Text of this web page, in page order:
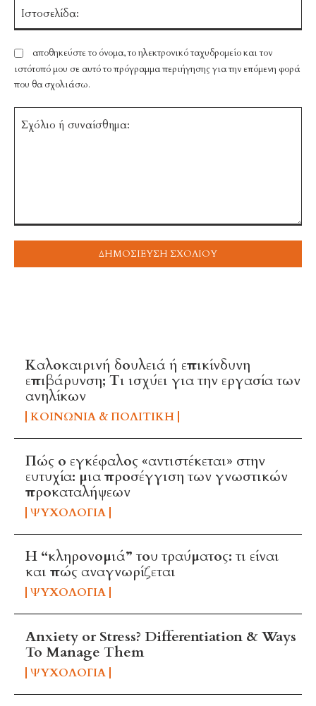
Καλοκαιρινή δουλειά ή επικίνδυνη
επιβάρυνση; Τι ισχύει για την εργασία των
ανηλίκων
ΚΟΙΝΩΝΊΑ & ΠΟΛΙΤΙΚΉ
Πώς ο εγκέφαλος «αντιστέκεται» στην
ευτυχία: μια προσέγγιση των γνωστικών
προκαταλήψεων
ΨΥΧΟΛΟΓΊΑ
Η “κληρονομιά” του τραύματος: τι είναι
και πώς αναγνωρίζεται
ΨΥΧΟΛΟΓΊΑ
Anxiety or Stress? Differentiation & Ways
To Manage Them
ΨΥΧΟΛΟΓΊΑ
αποθηκεύστε το όνομα, το ηλεκτρονικό ταχυδρομείο και τον
ιστότοπό μου σε αυτό το πρόγραμμα περιήγησης για την επόμενη φορά
που θα σχολιάσω.